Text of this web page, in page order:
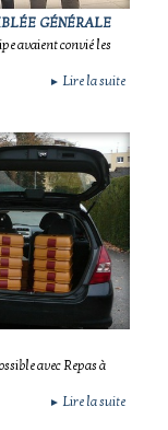
GÉNÉRALE
avaient convié les
► Lire la suite
avec Repas à
► Lire la suite